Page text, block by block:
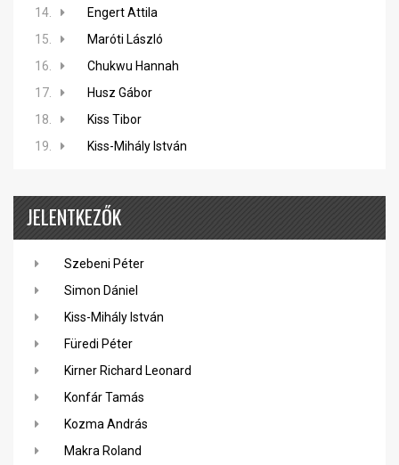
14.
Engert Attila
15.
Maróti László
16.
Chukwu Hannah
17.
Husz Gábor
18.
Kiss Tibor
19.
Kiss-Mihály István
JELENTKEZŐK
Szebeni Péter
Simon Dániel
Kiss-Mihály István
Füredi Péter
Kirner Richard Leonard
Konfár Tamás
Kozma András
Makra Roland